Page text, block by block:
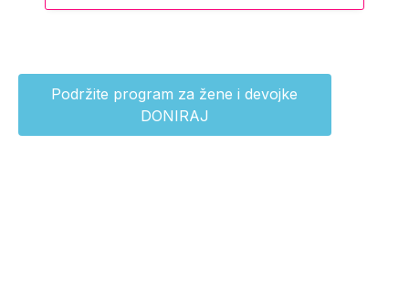
Podržite program za žene i devojke
DONIRAJ